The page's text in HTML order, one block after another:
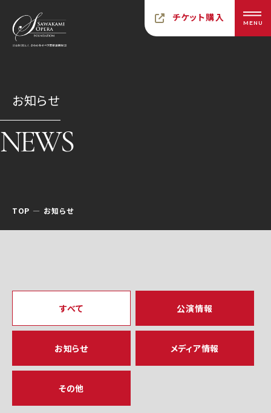
チケット購入 MENU
お知らせ
NEWS
TOP お知らせ
すべて 公演情報
お知らせ メディア情報
その他